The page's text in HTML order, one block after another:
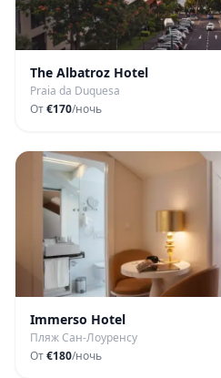
The Albatroz Hotel
Praia da Duquesa
От€170/ночь
Immerso Hotel
Пляж Сан-Лоуренсу
От€180/ночь